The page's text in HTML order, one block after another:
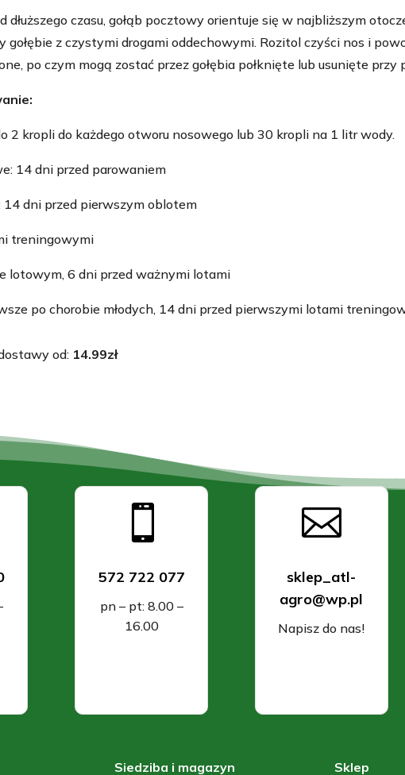
dłuższego czasu, gołąb pocztowy orientuje się w najbliższym
gołębie z czystymi drogami oddechowymi. Rozitol czyści nos i
po czym mogą zostać przez gołębia połknięte lub usunięte przy
2 kropli do każdego otworu nosowego lub 30 kropli na 1 litr wody.
14 dni przed parowaniem
14 dni przed pierwszym oblotem
treningowymi
lotowym, 6 dni przed ważnymi lotami
po chorobie młodych, 14 dni przed pierwszymi lotami
od: 14.99zł

572 722 077
pn – pt: 8.00 –
16.00

sklep_atl-
agro@wp.pl
Napisz do nas!
Siedziba i magazyn Sklep